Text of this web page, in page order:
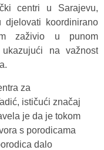
centri u Sarajevu,
koordinirano
zaživio u punom
na važnost
za
ističući značaj
je da je tokom
s porodicama
dalo